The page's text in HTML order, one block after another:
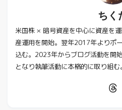
ちく
米国株 × 暗号資産を中心に資産を
産運用を開始。翌年2017年よりポ
込む。2023年からブログ活動を開
となり執筆活動に本格的に取り組む。